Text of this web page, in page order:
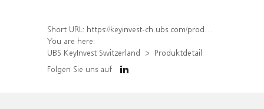
Short URL: https://keyinvest-ch.ubs.com/produkt/detail/index/isin/CH1579752358
You are here:
UBS KeyInvest Switzerland
Produktdetail
Folgen Sie uns auf